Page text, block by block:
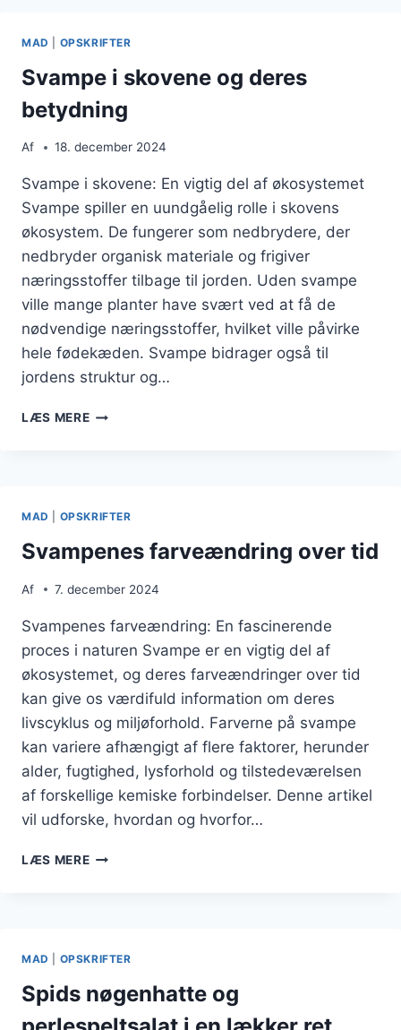
MAD OPSKRIFTER
Svampe i skovene og deres
betydning
Af 18. december 2024
Svampe i skovene: En vigtig del af økosystemet
Svampe spiller en uundgåelig rolle i skovens
økosystem. De fungerer som nedbrydere, der
nedbryder organisk materiale og frigiver
næringsstoffer tilbage til jorden. Uden svampe
ville mange planter have svært ved at få de
nødvendige næringsstoffer, hvilket ville påvirke
hele fødekæden. Svampe bidrager også til
jordens struktur og…
LÆS MERESVAMPE
MAD OPSKRIFTER
Svampenes farveændring over tid
Af 7. december 2024
Svampenes farveændring: En fascinerende
proces i naturen Svampe er en vigtig del af
økosystemet, og deres farveændringer over tid
kan give os værdifuld information om deres
livscyklus og miljøforhold. Farverne på svampe
kan variere afhængigt af flere faktorer, herunder
alder, fugtighed, lysforhold og tilstedeværelsen
af forskellige kemiske forbindelser. Denne artikel
vil udforske, hvordan og hvorfor…
LÆS MERESVAMPENES
MAD OPSKRIFTER
Spids nøgenhatte og